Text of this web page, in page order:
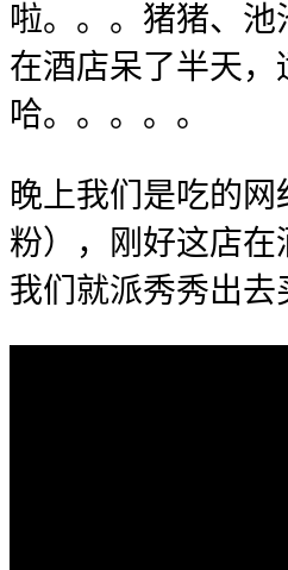
啦。。。猪猪、池
在酒店呆了半天，
哈。。。。。
晚上我们是吃的
粉），刚好这店
我们就派秀秀出去